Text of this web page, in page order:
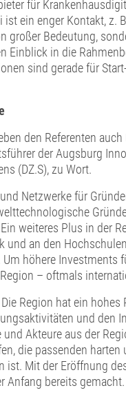
für
ein enger Kontakt, z.
Bedeutung,
Einblick in die
sind gerade für
den Referenten
der Augsburg
(DZ.S), zu Wort.
Netzwerke für
weiteres Plus in der
an den
höhere Investments
– oftmals
Region hat ein
und den
Akteure aus der
die passenden
Mit der Eröffnung
Anfang bereits gemacht.